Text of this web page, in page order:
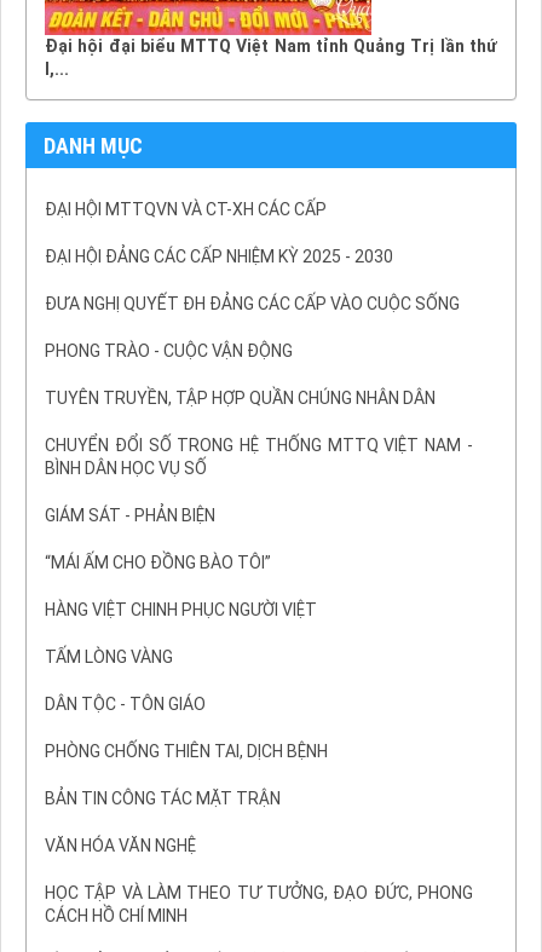
Đại hội đại biểu MTTQ Việt Nam tỉnh Quảng Trị lần thứ
I,...
DANH MỤC
ĐẠI HỘI MTTQVN VÀ CT-XH CÁC CẤP
ĐẠI HỘI ĐẢNG CÁC CẤP NHIỆM KỲ 2025 - 2030
ĐƯA NGHỊ QUYẾT ĐH ĐẢNG CÁC CẤP VÀO CUỘC SỐNG
PHONG TRÀO - CUỘC VẬN ĐỘNG
TUYÊN TRUYỀN, TẬP HỢP QUẦN CHÚNG NHÂN DÂN
CHUYỂN ĐỔI SỐ TRONG HỆ THỐNG MTTQ VIỆT NAM -
BÌNH DÂN HỌC VỤ SỐ
GIÁM SÁT - PHẢN BIỆN
“MÁI ẤM CHO ĐỒNG BÀO TÔI”
HÀNG VIỆT CHINH PHỤC NGƯỜI VIỆT
TẤM LÒNG VÀNG
DÂN TỘC - TÔN GIÁO
PHÒNG CHỐNG THIÊN TAI, DỊCH BỆNH
BẢN TIN CÔNG TÁC MẶT TRẬN
VĂN HÓA VĂN NGHỆ
HỌC TẬP VÀ LÀM THEO TƯ TƯỞNG, ĐẠO ĐỨC, PHONG
CÁCH HỒ CHÍ MINH